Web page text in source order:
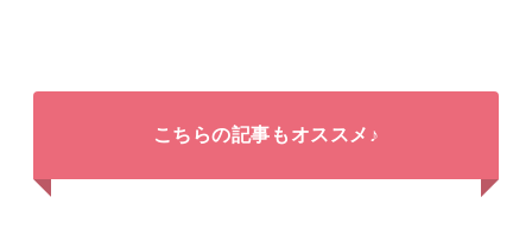
こちらの記事もオススメ♪